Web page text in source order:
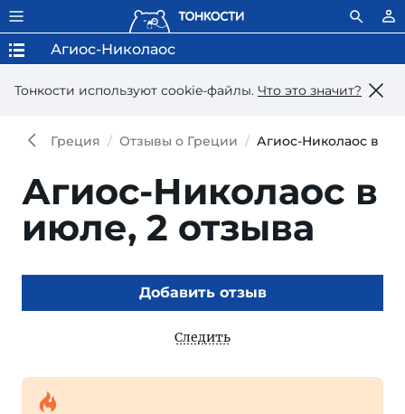
Тонкости используют сookie-файлы. Что это значит?
Агиос-Николаос
Греция Отзывы о Греции Агиос-Николаос в
Агиос-Николаос в
июле, 2 отзыва
Добавить отзыв
Следить